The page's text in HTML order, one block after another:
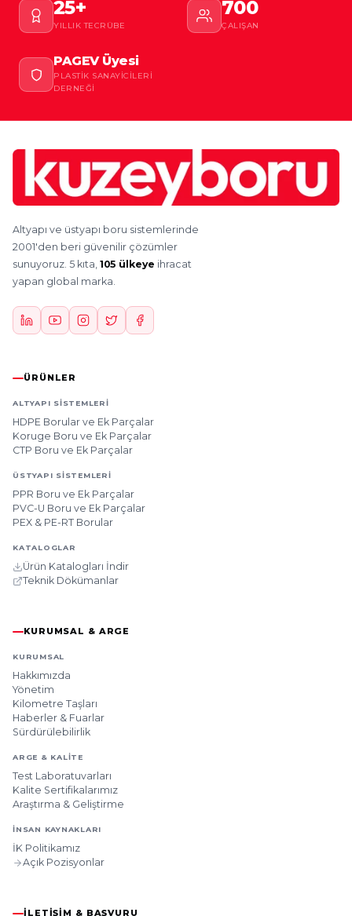
25+
YILLIK TECRÜBE
700
ÇALIŞAN
PAGEV Üyesi
PLASTIK SANAYICILERI
DERNEĞI
Altyapı ve üstyapı boru sistemlerinde
2001'den beri güvenilir çözümler
sunuyoruz. 5 kıta, 105 ülkeye ihracat
yapan global marka.
ÜRÜNLER
ALTYAPI SISTEMLERI
HDPE Borular ve Ek Parçalar
Koruge Boru ve Ek Parçalar
CTP Boru ve Ek Parçalar
ÜSTYAPI SISTEMLERI
PPR Boru ve Ek Parçalar
PVC-U Boru ve Ek Parçalar
PEX & PE-RT Borular
KATALOGLAR
Ürün Katalogları İndir
Teknik Dökümanlar
KURUMSAL & ARGE
KURUMSAL
Hakkımızda
Yönetim
Kilometre Taşları
Haberler & Fuarlar
Sürdürülebilirlik
ARGE & KALITE
Test Laboratuvarları
Kalite Sertifikalarımız
Araştırma & Geliştirme
İNSAN KAYNAKLARI
İK Politikamız
Açık Pozisyonlar
İLETIŞIM & BAŞVURU